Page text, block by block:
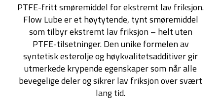
PTFE-fritt smøremiddel for ekstremt lav friksjon.
Flow Lube er et høytytende, tynt smøremiddel
som tilbyr ekstremt lav friksjon – helt uten
PTFE-tilsetninger. Den unike formelen av
syntetisk esterolje og høykvalitetsadditiver gir
utmerkede krypende egenskaper som når alle
bevegelige deler og sikrer lav friksjon over svært
lang tid.